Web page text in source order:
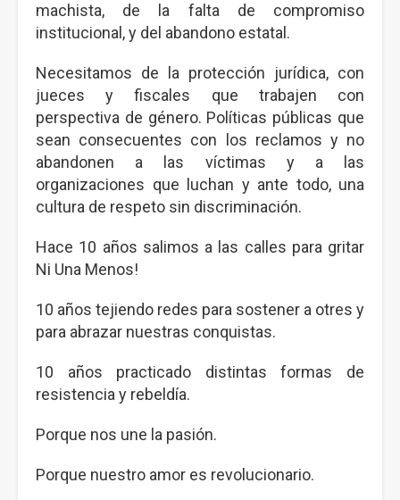
machista, de la falta de compromiso
institucional, y del abandono estatal.
Necesitamos de la protección jurídica, con
jueces y fiscales que trabajen con
perspectiva de género. Políticas públicas que
sean consecuentes con los reclamos y no
abandonen a las víctimas y a las
organizaciones que luchan y ante todo, una
cultura de respeto sin discriminación.
Hace 10 años salimos a las calles para gritar
Ni Una Menos!
10 años tejiendo redes para sostener a otres y
para abrazar nuestras conquistas.
10 años practicado distintas formas de
resistencia y rebeldía.
Porque nos une la pasión.
Porque nuestro amor es revolucionario.